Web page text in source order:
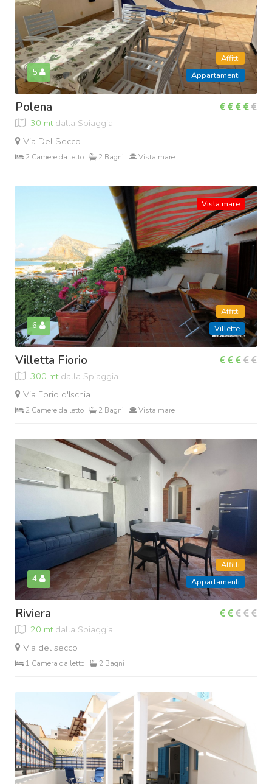
5
Affitti
Appartamenti
Polena
30 mtdalla Spiaggia
Via Del Secco
2 Camere da letto 2 Bagni Vista mare
6
Affitti
Villette
Vista mare
Villetta Fiorio
300 mtdalla Spiaggia
Via Forio d'Ischia
2 Camere da letto 2 Bagni Vista mare
4
Affitti
Appartamenti
Riviera
20 mtdalla Spiaggia
Via del secco
1 Camera da letto 2 Bagni